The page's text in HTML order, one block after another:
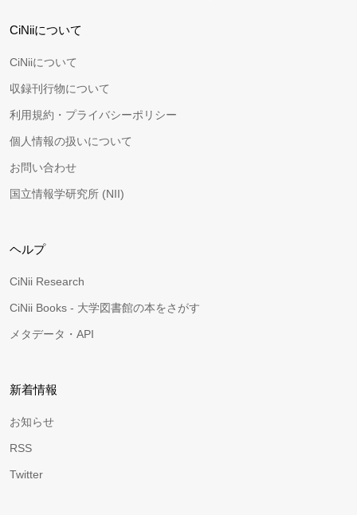
CiNiiについて
CiNiiについて
収録刊行物について
利用規約・プライバシーポリシー
個人情報の扱いについて
お問い合わせ
国立情報学研究所 (NII)
ヘルプ
CiNii Research
CiNii Books - 大学図書館の本をさがす
メタデータ・API
新着情報
お知らせ
RSS
Twitter